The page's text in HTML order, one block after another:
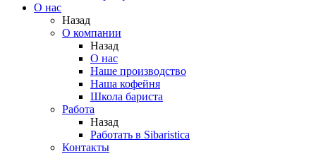
О нас
Назад
O компании
Назад
О нас
Наше производство
Наша кофейня
Школа бариста
Работа
Назад
Работать в Sibaristica
Контакты